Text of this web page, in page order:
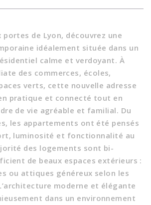
portes de Lyon, découvrez une
idéalement située dans un
calme et verdoyant. À
des commerces, écoles,
verts, cette nouvelle adresse
pratique et connecté tout en
de vie agréable et familial. Du
les appartements ont été pensés
luminosité et fonctionnalité au
des logements sont bi-
de beaux espaces extérieurs :
ou attiques généreux selon les
moderne et élégante
dans un environnement